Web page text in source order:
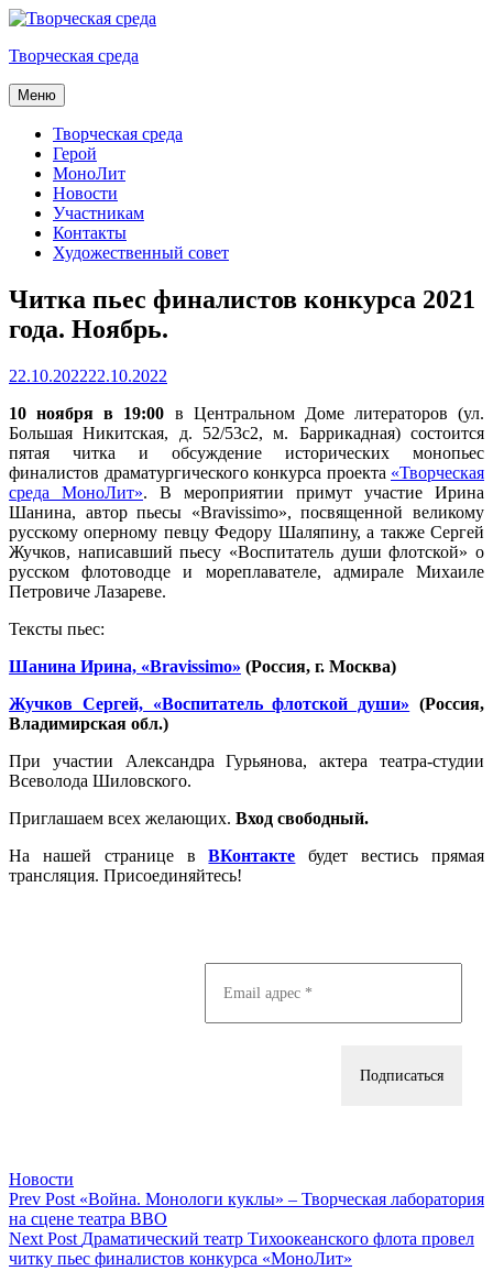
Skip
content
Творческая среда
Меню
Творческая среда
Герой
МоноЛит
Новости
Участникам
Контакты
Художественный совет
Читка пьес финалистов конкурса 2021
года. Ноябрь.
Posted
22.10.202222.10.2022
10 ноября в 19:00 в Центральном Доме литераторов (ул.
Большая Никитская, д. 52/53с2, м. Баррикадная) состоится
пятая читка и обсуждение исторических монопьес
финалистов драматургического конкурса проекта «Творческая
среда МоноЛит». В мероприятии примут участие Ирина
Шанина, автор пьесы «Bravissimo», посвященной великому
русскому оперному певцу Федору Шаляпину, а также Сергей
Жучков, написавший пьесу «Воспитатель души флотской» о
русском флотоводце и мореплавателе, адмирале Михаиле
Петровиче Лазареве.
Тексты пьес:
Шанина Ирина, «Bravissimo» (Россия, г. Москва)
Жучков Сергей, «Воспитатель флотской души» (Россия,
Владимирская обл.)
При участии Александра Гурьянова, актера театра-студии
Всеволода Шиловского.
Приглашаем всех желающих. Вход свободный.
На нашей странице вВКонтакте
будет вестись прямая
трансляция. Присоединяйтесь!
Categories
Новости
Навигация
по
записям
Previous
Post
Prev Post «Война. Монологи куклы» – Творческая лаборатория
на сцене театра ВВО
Next
Post
Next Post Драматический театр Тихоокеанского флота провел
читку пьес финалистов конкурса «МоноЛит»